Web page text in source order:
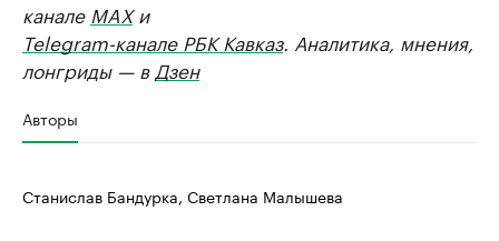
канале MAXи
Telegram-канале РБК Кавказ. Аналитика, мнения,
лонгриды — в Дзен
Авторы
Станислав Бандурка, Светлана Малышева